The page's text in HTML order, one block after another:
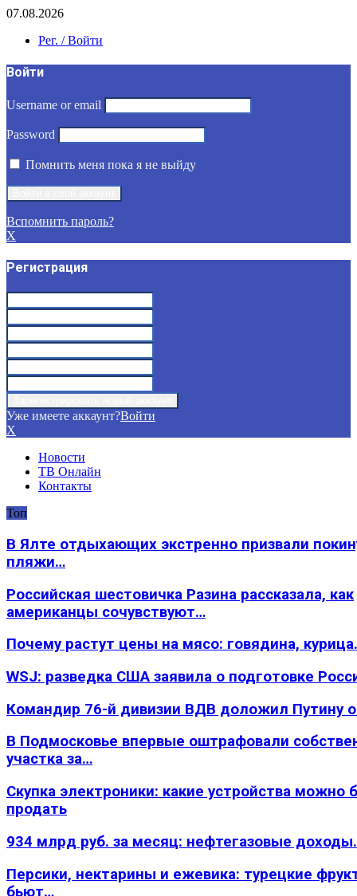
07.08.2026
Рег. / Войти
Войти
Username or email
Password
Помнить меня пока я не выйду
Вспомнить пароль?
X
Регистрация
Уже имеете аккаунт?Войти
X
Новости
ТВ Онлайн
Контакты
Топ
В Ялте отдыхающих экстренно призвали
пляжи…
Российская шестовичка Разина рассказала, как
американцы сочувствуют…
Почему растут цены на мясо: говядина,
WSJ: разведка США заявила о подготовке
Командир 76-й дивизии ВДВ доложил Путину
В Подмосковье впервые оштрафовали
участка за…
Скупка электроники: какие устройства можно
продать
934 млрд руб. за месяц: нефтегазовые
Персики, нектарины и ежевика: турецкие
бьют…